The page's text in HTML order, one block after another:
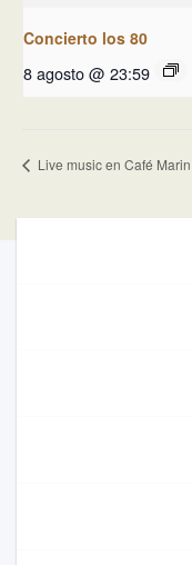
Concierto los 80
8 agosto @ 23:59
Live music en Café Marin